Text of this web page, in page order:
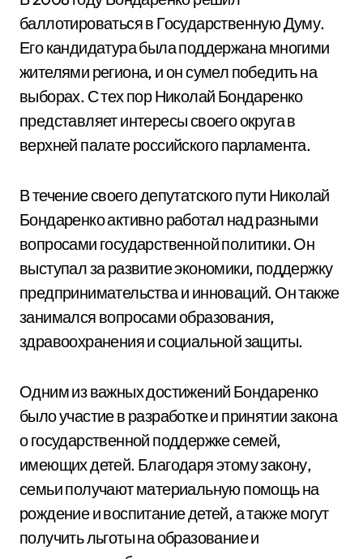
баллотироваться в Государственную Думу.
Его кандидатура была поддержана многими
жителями региона, и он сумел победить на
выборах. С тех пор Николай Бондаренко
представляет интересы своего округа в
верхней палате российского парламента.
В течение своего депутатского пути Николай
Бондаренко активно работал над разными
вопросами государственной политики. Он
выступал за развитие экономики, поддержку
предпринимательства и инноваций. Он также
занимался вопросами образования,
здравоохранения и социальной защиты.
Одним из важных достижений Бондаренко
было участие в разработке и принятии закона
о государственной поддержке семей,
имеющих детей. Благодаря этому закону,
семьи получают материальную помощь на
рождение и воспитание детей, а также могут
получить льготы на образование и